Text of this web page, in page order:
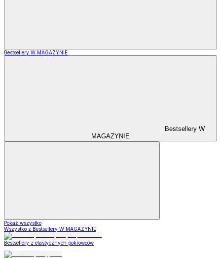
Bestsellery W MAGAZYNIE
Bestsellery W
MAGAZYNIE
Pokaż wszystko
Wszystko z Bestsellery W MAGAZYNIE
Bestsellery z elastycznych pokrowców